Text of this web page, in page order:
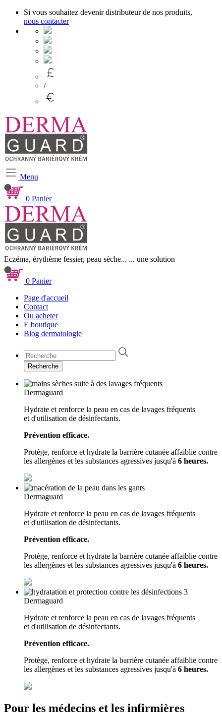
Si vous souhaitez devenir distributeur de nos produits,
nous contacter
/
Menu
0 Panier
Eczéma, érythème fessier, peau sèche... ... une solution
0 Panier
Page d'accueil
Contact
Ou acheter
E boutique
Blog dermatologie
Recherche
Dermaguard
Hydrate et renforce la peau en cas de lavages fréquents
et d'utilisation de désinfectants.
Prévention efficace.
Protège, renforce et hydrate la barrière cutanée affaiblie contre
les allergènes et les substances agressives jusqu'à 6 heures.
Dermaguard
Hydrate et renforce la peau en cas de lavages fréquents
et d'utilisation de désinfectants.
Prévention efficace.
Protège, renforce et hydrate la barrière cutanée affaiblie contre
les allergènes et les substances agressives jusqu'à 6 heures.
Dermaguard
Hydrate et renforce la peau en cas de lavages fréquents
et d'utilisation de désinfectants.
Prévention efficace.
Protège, renforce et hydrate la barrière cutanée affaiblie contre
les allergènes et les substances agressives jusqu'à 6 heures.
Pour les médecins et les infirmières